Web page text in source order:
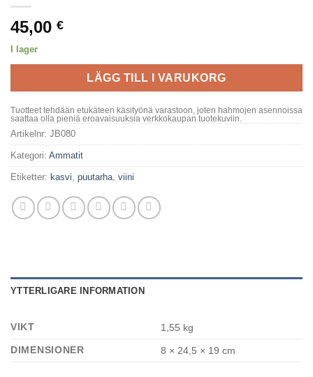
45,00 €
I lager
LÄGG TILL I VARUKORG
Tuotteet tehdään etukäteen käsityönä varastoon, joten hahmojen asennoissa
saattaa olla pieniä eroavaisuuksia verkkokaupan tuotekuviin.
Artikelnr: JB080
Kategori: Ammatit
Etiketter: kasvi puutarha viini
YTTERLIGARE INFORMATION
VIKT
1,55 kg
DIMENSIONER
8 × 24,5 × 19 cm